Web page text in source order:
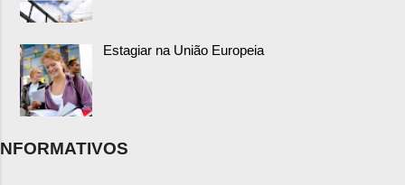
Estagiar na União Europeia
NFORMATIVOS